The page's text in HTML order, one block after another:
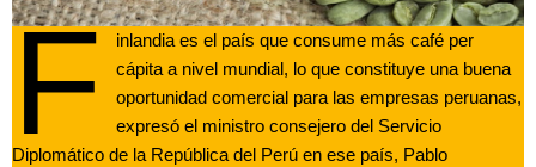
F
inlandia es el país que consume más café per
cápita a nivel mundial, lo que constituye una buena
oportunidad comercial para las empresas peruanas,
expresó el ministro consejero del Servicio
Diplomático de la República del Perú en ese país, Pablo